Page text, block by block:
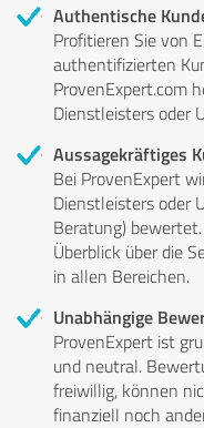
Authentische
Profitieren Sie von
authentifizierten
ProvenExpert.com
Dienstleisters oder
Aussagekräftiges
Bei ProvenExpert
Dienstleisters oder
Beratung)
Überblick über die
in allen Bereichen.
Unabhängige
ProvenExpert ist
und neutral.
freiwillig, können
finanziell noch